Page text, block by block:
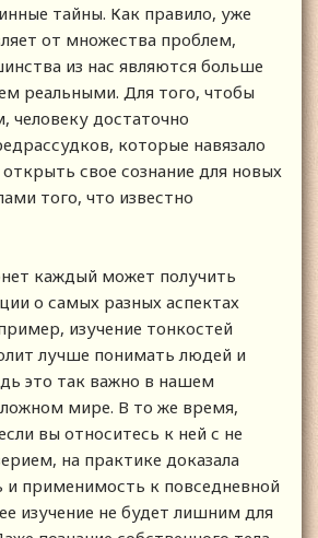
тайны. Как правило, уже
от множества проблем,
из нас являются больше
реальными. Для того, чтобы
человеку достаточно
которые навязало
свое сознание для новых
того, что известно
каждый может получить
о самых разных аспектах
изучение тонкостей
лучше понимать людей и
это так важно в нашем
мире. В то же время,
вы относитесь к ней с не
на практике доказала
и применимость к повседневной
изучение не будет лишним для